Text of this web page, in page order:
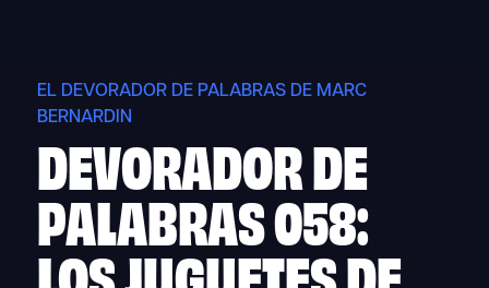
EL DEVORADOR DE PALABRAS DE MARC
BERNARDIN
DEVORADOR DE
PALABRAS 058: